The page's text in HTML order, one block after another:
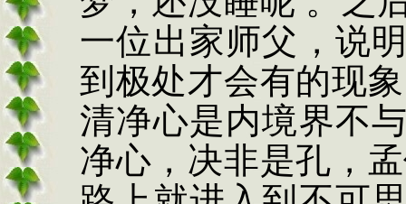
一位出家师父 ， 说
到极处才会有的现
清净心是内境界不
净心 ， 决非是孔 ，